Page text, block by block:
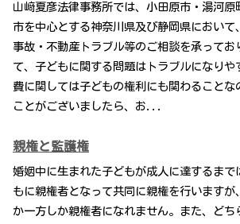
山﨑夏彦法律事務所では、小田原市・湯河原
市を中心とする神奈川県及び静岡県において、
事故・不動産トラブル等のご相談を承ってお
て、子どもに関する問題はトラブルになりや
費に関しては子どもの権利にも関わることな
ことがございましたら、お...
親権と監護権
婚姻中に生まれた子どもが成人に達するまで
もに親権者となって共同に親権を行いますが、
か一方しか親権者になれません。また、どち